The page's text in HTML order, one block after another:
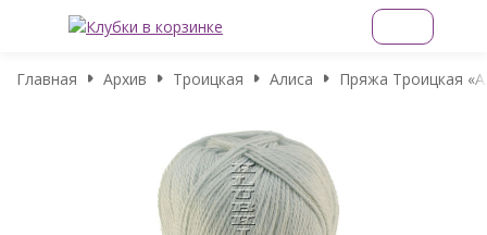
Главная Архив Троицкая Алиса Пряжа Троицкая